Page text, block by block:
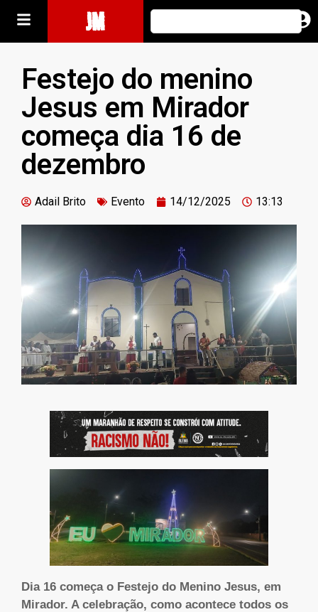
JM
Festejo do menino
Jesus em Mirador
começa dia 16 de
dezembro
Adail Brito Evento 14/12/2025 13:13
Dia 16 começa o Festejo do Menino Jesus, em
Mirador. A celebração, como acontece todos os